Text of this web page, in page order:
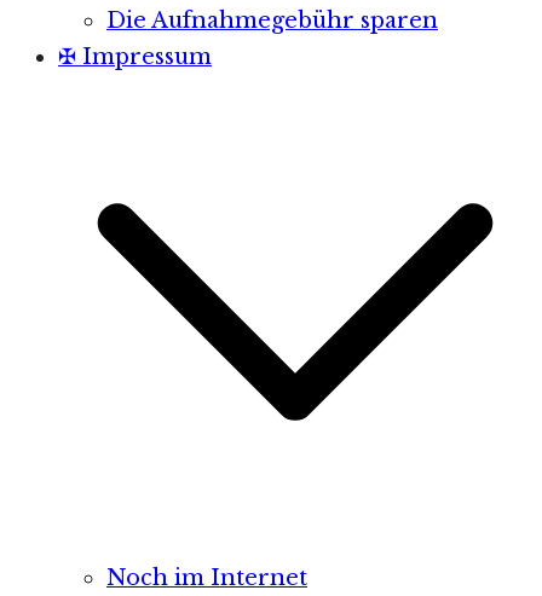
Die Aufnahmegebühr sparen
✠ Impressum
Noch im Internet